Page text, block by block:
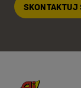
SKONTAKTUJ